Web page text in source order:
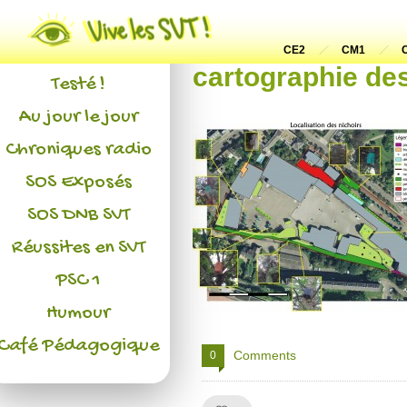
CE2 CM1
cartographie
0 Comments
Actualités
L'association
Testé !
Au jour le jour
Chroniques radio
SOS Exposés
SOS DNB SVT
Réussites en SVT
PSC 1
Humour
Pédagogique